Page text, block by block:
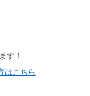
す！
はこちら